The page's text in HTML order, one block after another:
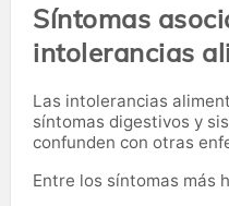
Síntomas
intolerancias
Las intolerancias
síntomas digestivos y
confunden con otras
Entre los síntomas más